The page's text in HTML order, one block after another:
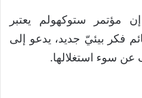
مؤتمر ستوكهولم يعتبر
فكر بيئيّ جديد، يدعو إلى
عن سوء استغلالها.